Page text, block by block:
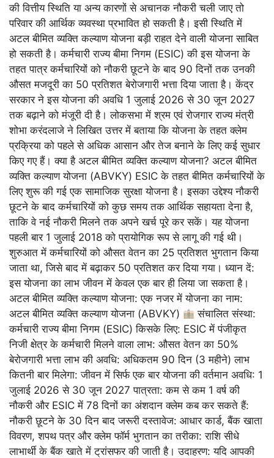
की वित्तीय स्थिति या अन्य कारणों से अचानक नौकरी चली जाए तो
परिवार की आर्थिक व्यवस्था प्रभावित हो सकती है। इसी स्थिति में
अटल बीमित व्यक्ति कल्याण योजना बड़ी राहत देने वाली योजना साबित
हो सकती है। कर्मचारी राज्य बीमा निगम (ESIC) की इस योजना के
तहत पात्र कर्मचारियों को नौकरी छूटने के बाद 90 दिनों तक उनकी
औसत मजदूरी का 50 प्रतिशत बेरोजगारी भत्ता दिया जाता है। केंद्र
सरकार ने इस योजना की अवधि 1 जुलाई 2026 से 30 जून 2027
तक बढ़ाने को मंजूरी दी है। लोकसभा में श्रम एवं रोजगार राज्य मंत्री
शोभा करंदलाजे ने लिखित उत्तर में बताया कि योजना के तहत क्लेम
प्रक्रिया को पहले से अधिक आसान और तेज बनाने के लिए कई सुधार
किए गए हैं। क्या है अटल बीमित व्यक्ति कल्याण योजना? अटल बीमित
व्यक्ति कल्याण योजना (ABVKY) ESIC के तहत बीमित कर्मचारियों के
लिए शुरू की गई एक सामाजिक सुरक्षा योजना है। इसका उद्देश्य नौकरी
छूटने के बाद कर्मचारियों को कुछ समय तक आर्थिक सहायता देना है,
ताकि वे नई नौकरी मिलने तक अपने खर्च पूरे कर सकें। यह योजना
पहली बार 1 जुलाई 2018 को प्रायोगिक रूप से लागू की गई थी।
शुरुआत में कर्मचारियों को औसत वेतन का 25 प्रतिशत भुगतान किया
जाता था, जिसे बाद में बढ़ाकर 50 प्रतिशत कर दिया गया। ध्यान दें:
इस योजना का लाभ जीवन में केवल एक बार ही लिया जा सकता है।
अटल बीमित व्यक्ति कल्याण योजना: एक नजर में योजना का नाम:
अटल बीमित व्यक्ति कल्याण योजना (ABVKY)
संचालित संस्था:
कर्मचारी राज्य बीमा निगम (ESIC) किसके लिए: ESIC में पंजीकृत
निजी क्षेत्र के कर्मचारी मिलने वाला लाभ: औसत वेतन का 50%
बेरोजगारी भत्ता लाभ की अवधि: अधिकतम 90 दिन (3 महीने) लाभ
कितनी बार मिलेगा: जीवन में सिर्फ एक बार योजना की वर्तमान अवधि: 1
जुलाई 2026 से 30 जून 2027 पात्रता: कम से कम 1 वर्ष की
नौकरी और ESIC में 78 दिनों का अंशदान क्लेम कब कर सकते हैं:
नौकरी छूटने के 30 दिन बाद जरूरी दस्तावेज: आधार कार्ड, बैंक खाता
विवरण, शपथ पत्र और क्लेम फॉर्म भुगतान का तरीका: राशि सीधे
लाभार्थी के बैंक खाते में ट्रांसफर की जाती है। उदाहरण: यदि आपकी